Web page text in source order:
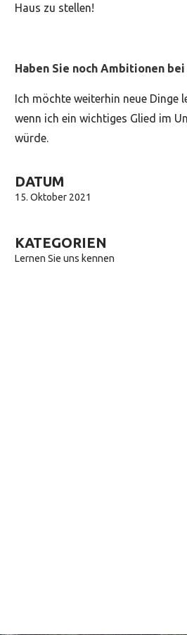
DATUM
15. Oktober 2021
KATEGORIEN
Lernen Sie uns kennen
Haus zu stellen!
Haben Sie noch Ambitionen bei
Ich möchte weiterhin neue Dinge
wenn ich ein wichtiges Glied im
würde.